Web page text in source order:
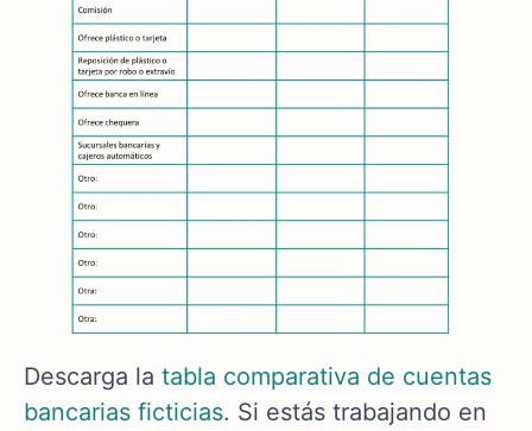
Descarga la tabla comparativa de cuentas
bancarias ficticias. Si estás trabajando en